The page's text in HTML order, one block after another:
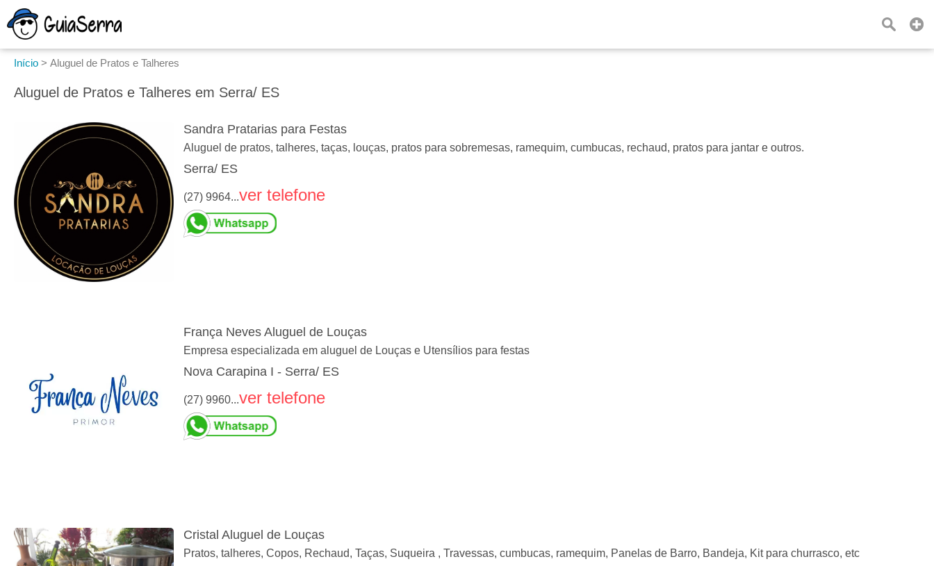
Início > Aluguel de Pratos e Talheres
Aluguel de Pratos e Talheres em Serra/ ES
Sandra Pratarias para Festas
Aluguel de pratos, talheres, taças, louças, pratos para sobremesas, ramequim, cumbucas, rechaud, pratos para jantar e outros.
Serra/ ES
(27) 9964...ver telefone
França Neves Aluguel de Louças
Empresa especializada em aluguel de Louças e Utensílios para festas
Nova Carapina I - Serra/ ES
(27) 9960...ver telefone
Cristal Aluguel de Louças
Pratos, talheres, Copos, Rechaud, Taças, Suqueira , Travessas, cumbucas, ramequim, Panelas de Barro, Bandeja, Kit para churrasco, etc